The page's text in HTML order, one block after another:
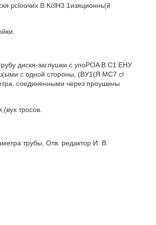
рсlоочих В KclH3.1изяционнь(й
дискя-заглушки с упоPOA В С1 ЕНУ
с одной стороны, (ВУ1(Я МС7 сl
соединенными через проушины
тросов.
трубы, Отв. редактор И. В.